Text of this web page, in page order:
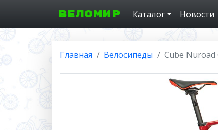
ВЕЛОМИР Каталог Новости
Главная Велосипеды Cube Nuroad